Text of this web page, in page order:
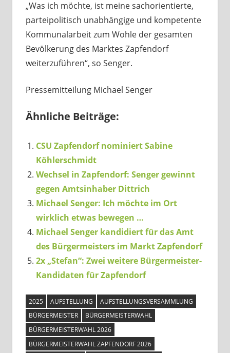
„Was ich möchte, ist meine sachorientierte,
parteipolitisch unabhängige und kompetente
Kommunalarbeit zum Wohle der gesamten
Bevölkerung des Marktes Zapfendorf
weiterzuführen“, so Senger.
Pressemitteilung Michael Senger
Ähnliche Beiträge:
CSU Zapfendorf nominiert Sabine
Köhlerschmidt
Wechsel in Zapfendorf: Senger gewinnt
gegen Amtsinhaber Dittrich
Michael Senger: Ich möchte im Ort
wirklich etwas bewegen …
Michael Senger kandidiert für das Amt
des Bürgermeisters im Markt Zapfendorf
2x „Stefan“: Zwei weitere Bürgermeister-
Kandidaten für Zapfendorf
2025 AUFSTELLUNG
AUFSTELLUNGSVERSAMMLUNG
BÜRGERMEISTER
BÜRGERMEISTERWAHL
BÜRGERMEISTERWAHL 2026
BÜRGERMEISTERWAHL ZAPFENDORF 2026